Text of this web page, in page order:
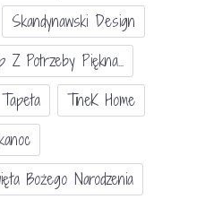
Skandynawski Design
Z Potrzeby Piękna...
Tapeta
TineK Home
Bożego Narodzenia